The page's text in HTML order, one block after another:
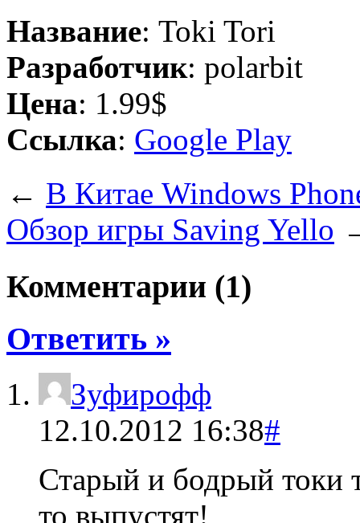
Название: Toki Tori
Разработчик: polarbit
Цена: 1.99$
Ссылка: Google Play
← В Китае Windows
Обзор игры Saving Yello
Комментарии (1)
Ответить »
Зуфирофф
12.10.2012 16:38#
Старый и бодрый токи
то выпустят!